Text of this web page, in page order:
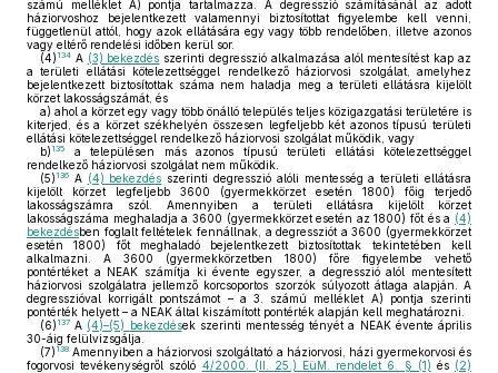
számú melléklet A) pontja tartalmazza. A degresszió számításánál az adott
háziorvoshoz bejelentkezett valamennyi biztosítottat figyelembe kell venni,
függetlenül attól, hogy azok ellátására egy vagy több rendelőben, illetve azonos
vagy eltérő rendelési időben kerül sor.
(4) 134 A (3) bekezdés szerinti degresszió alkalmazása alól mentesítést kap az
a területi ellátási kötelezettséggel rendelkező háziorvosi szolgálat, amelyhez
bejelentkezett biztosítottak száma nem haladja meg a területi ellátásra kijelölt
körzet lakosságszámát, és
a) ahol a körzet egy vagy több önálló település teljes közigazgatási területére is
kiterjed, és a körzet székhelyén összesen legfeljebb két azonos típusú területi
ellátási kötelezettséggel rendelkező háziorvosi szolgálat működik, vagy
b) 135
a településen más azonos típusú területi ellátási kötelezettséggel
rendelkező háziorvosi szolgálat nem működik.
(5) 136 A (4) bekezdés szerinti degresszió alóli mentesség a területi ellátásra
kijelölt körzet legfeljebb 3600 (gyermekkörzet esetén 1800) főig terjedő
lakosságszámra szól. Amennyiben a területi ellátásra kijelölt körzet
lakosságszáma meghaladja a 3600 (gyermekkörzet esetén az 1800) főt és a (4)
bekezdésben foglalt feltételek fennállnak, a degressziót a 3600 (gyermekkörzet
esetén 1800) főt meghaladó bejelentkezett biztosítottak tekintetében kell
alkalmazni. A 3600 (gyermekkörzetben 1800) főre figyelembe vehető
pontértéket a NEAK számítja ki évente egyszer, a degresszió alól mentesített
háziorvosi szolgálatra jellemző korcsoportos szorzók súlyozott átlaga alapján. A
degresszióval korrigált pontszámot – a 3. számú melléklet A) pontja szerinti
pontérték helyett – a NEAK által kiszámított pontérték alapján kell meghatározni.
(6) 137 A (4)–(5) bekezdések szerinti mentesség tényét a NEAK évente április
30-áig felülvizsgálja.
(7) 138 Amennyiben a háziorvosi szolgáltató a háziorvosi, házi gyermekorvosi és
fogorvosi tevékenységről szóló 4/2000. (II. 25.) EüM. rendelet 6. § (1) és (2)